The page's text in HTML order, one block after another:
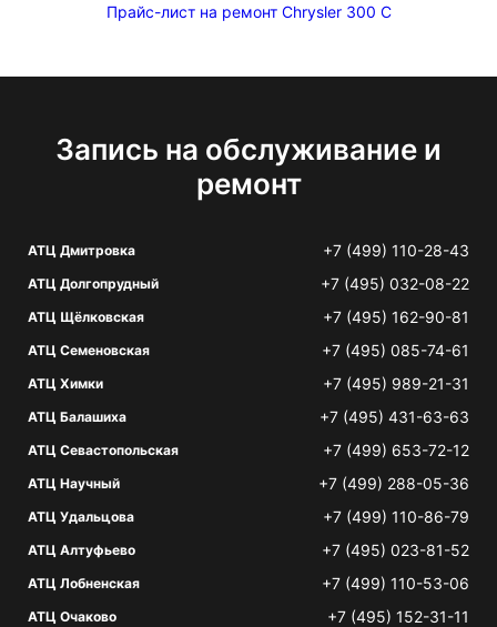
Прайс-лист на ремонт Chrysler 300 C
Запись на обслуживание и
ремонт
АТЦ Дмитровка +7 (499) 110-28-43
АТЦ Долгопрудный +7 (495) 032-08-22
АТЦ Щёлковская +7 (495) 162-90-81
АТЦ Семеновская +7 (495) 085-74-61
АТЦ Химки +7 (495) 989-21-31
АТЦ Балашиха +7 (495) 431-63-63
АТЦ Севастопольская +7 (499) 653-72-12
АТЦ Научный +7 (499) 288-05-36
АТЦ Удальцова +7 (499) 110-86-79
АТЦ Алтуфьево +7 (495) 023-81-52
АТЦ Лобненская +7 (499) 110-53-06
АТЦ Очаково +7 (495) 152-31-11